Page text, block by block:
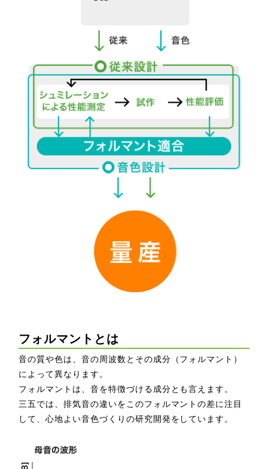
フォルマントとは
音の質や色は、音の周波数とその成分（フォルマント）
によって異なります。
フォルマントは、音を特徴づける成分とも言えます。
三五では、排気音の違いをこのフォルマントの差に注目
して、心地よい音色づくりの研究開発をしています。